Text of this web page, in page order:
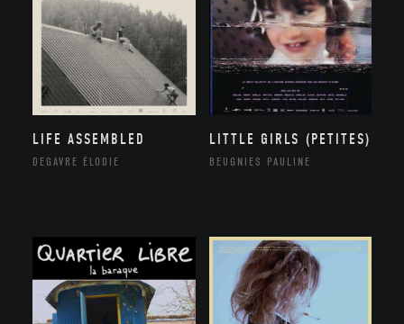
LIFE ASSEMBLED
DEGAVRE ÉLODIE
LITTLE GIRLS (PETITES)
BEUGNIES PAULINE